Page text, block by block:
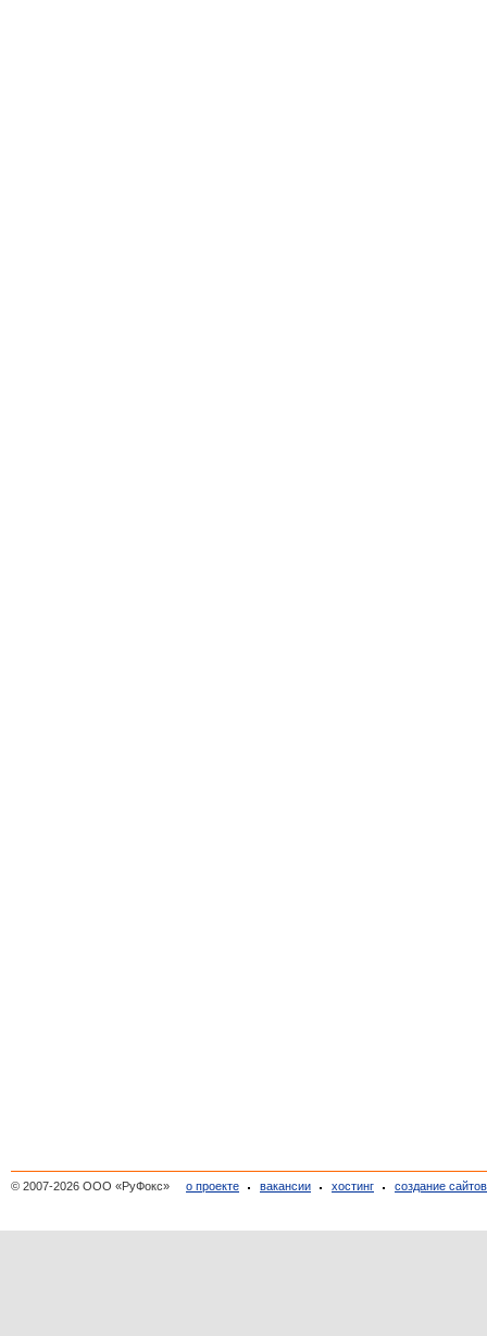
© 2007-2026 ООО «РуФокс» о проекте вакансии хостинг создание сайтов